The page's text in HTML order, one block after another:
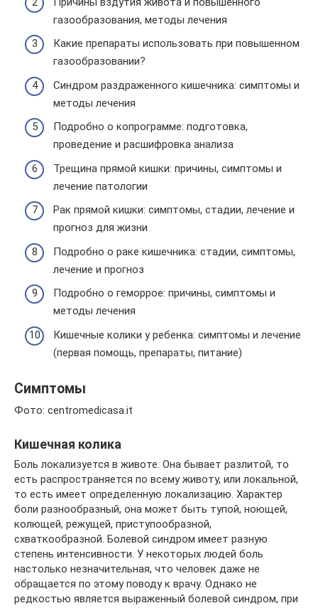
газообразования, методы лечения
Какие препараты использовать при повышенном
газообразовании?
Синдром раздраженного кишечника: симптомы и
методы лечения
Подробно о копрограмме: подготовка,
проведение и расшифровка анализа
Трещина прямой кишки: причины, симптомы и
лечение патологии
Рак прямой кишки: симптомы, стадии, лечение и
прогноз для жизни
Подробно о раке кишечника: стадии, симптомы,
лечение и прогноз
Подробно о геморрое: причины, симптомы и
методы лечения
Кишечные колики у ребенка: симптомы и лечение
(первая помощь, препараты, питание)
Симптомы
Фото: centromedicasa.it
Кишечная колика
Боль локализуется в животе. Она бывает разлитой, то
есть распространяется по всему животу, или локальной,
то есть имеет определенную локализацию. Характер
боли разнообразный, она может быть тупой, ноющей,
колющей, режущей, приступообразной,
схваткообразной. Болевой синдром имеет разную
степень интенсивности. У некоторых людей боль
настолько незначительная, что человек даже не
обращается по этому поводу к врачу. Однако не
редкостью является выраженный болевой синдром, при